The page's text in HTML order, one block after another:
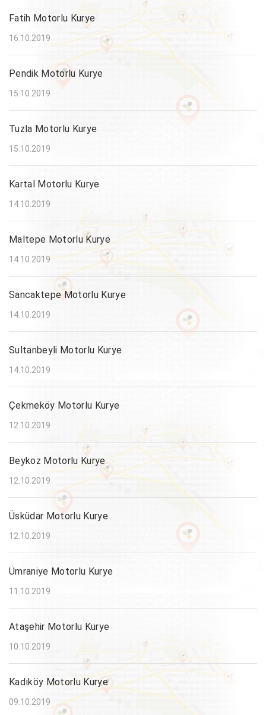
Fatih Motorlu Kurye
16.10.2019
Pendik Motorlu Kurye
15.10.2019
Tuzla Motorlu Kurye
15.10.2019
Kartal Motorlu Kurye
14.10.2019
Maltepe Motorlu Kurye
14.10.2019
Sancaktepe Motorlu Kurye
14.10.2019
Sultanbeyli Motorlu Kurye
14.10.2019
Çekmeköy Motorlu Kurye
12.10.2019
Beykoz Motorlu Kurye
12.10.2019
Üsküdar Motorlu Kurye
12.10.2019
Ümraniye Motorlu Kurye
11.10.2019
Ataşehir Motorlu Kurye
10.10.2019
Kadıköy Motorlu Kurye
09.10.2019